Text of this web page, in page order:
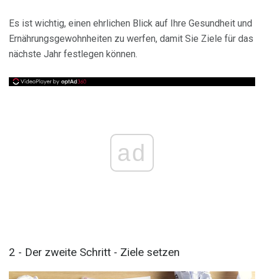
Es ist wichtig, einen ehrlichen Blick auf Ihre Gesundheit und
Ernährungsgewohnheiten zu werfen, damit Sie Ziele für das
nächste Jahr festlegen können.
ad
2 - Der zweite Schritt - Ziele setzen